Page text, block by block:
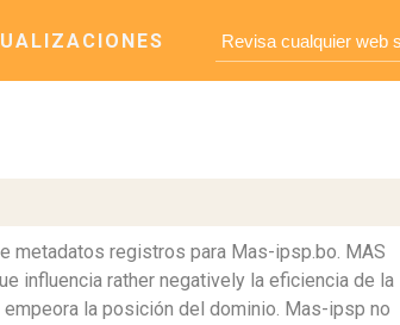
metadatos registros para Mas-ipsp.bo. MAS
influencia rather negatively la eficiencia de la
la posición del dominio. Mas-ipsp no